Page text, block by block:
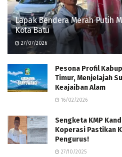
Lapak Bendera Merah Putih
Kota Batu
27/07/2026
Pesona Profil
Timur, Menjelajah
Keajaiban Alam
16/02/2026
Sengketa KMP
Koperasi Pastikan
Pengurus!
27/10/2025